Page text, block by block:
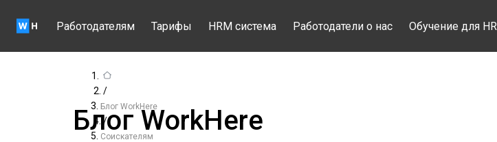
Работодателям Тарифы HRM система Работодатели о нас Обучение для HR
/
Блог WorkHere
/
Соискателям
Блог WorkHere